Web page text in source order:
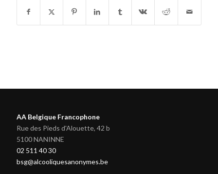
AA Belgique Francophone
Rue des Pieds d'Alouette, 42 b
5100 NANINNE
02 511 40 30
bsg@alcooliquesanonymes.be